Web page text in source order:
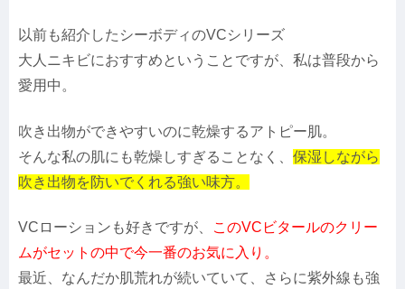
以前も紹介したシーボディのVCシリーズ
大人ニキビにおすすめということですが、私は普段から
愛用中。
吹き出物ができやすいのに乾燥するアトピー肌。
そんな私の肌にも乾燥しすぎることなく、 保湿しながら
吹き出物を防いでくれる強い味方。
VCローションも好きですが、
このVCビタールのクリー
ムがセットの中で今一番のお気に入り。
最近、なんだか肌荒れが続いていて、さらに紫外線も強